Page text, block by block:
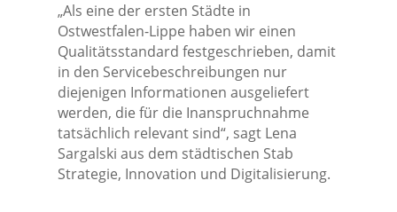
„Als eine der ersten Städte in
Ostwestfalen-Lippe haben wir einen
Qualitätsstandard festgeschrieben, damit
in den Servicebeschreibungen nur
diejenigen Informationen ausgeliefert
werden, die für die Inanspruchnahme
tatsächlich relevant sind“, sagt Lena
Sargalski aus dem städtischen Stab
Strategie, Innovation und Digitalisierung.